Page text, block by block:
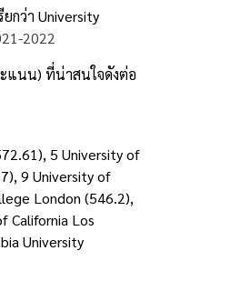
กว่า University
2022
แนน) ที่น่าสนใจดังต่อ
5 University of
9 University of
London (546.2),
California Los
University